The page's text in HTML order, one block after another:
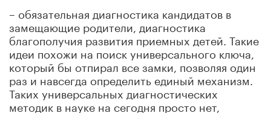
– обязательная диагностика кандидатов в
замещающие родители, диагностика
благополучия развития приемных детей. Такие
идеи похожи на поиск универсального ключа,
который бы отпирал все замки, позволяя один
раз и навсегда определить единый механизм.
Таких универсальных диагностических
методик в науке на сегодня просто нет,